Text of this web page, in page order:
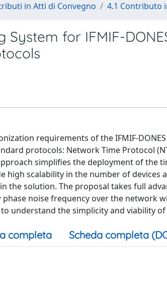
in Atti di Convegno 4.1 Contributo
System for IFMIF-
requirements of the IFMIF-
protocols: Network Time Protocol
simplifies the deployment of the
high scalability in the number of
the solution. The proposal takes full
noise frequency over the network
understand the simplicity and viability
completa Scheda completa